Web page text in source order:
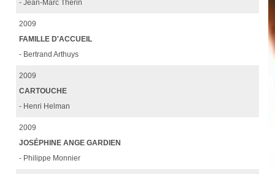
- Jean-Marc Thérin
2009
FAMILLE D'ACCUEIL
- Bertrand Arthuys
2009
CARTOUCHE
- Henri Helman
2009
JOSÉPHINE ANGE GARDIEN
- Philippe Monnier